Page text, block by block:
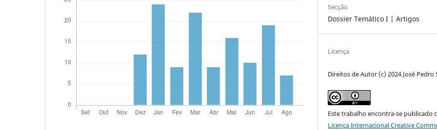
Secção
Dossier Temático I | Artigos
Licença
Direitos de Autor (c) 2024 José Pedro
Este trabalho encontra-se publicado
Licença Internacional Creative